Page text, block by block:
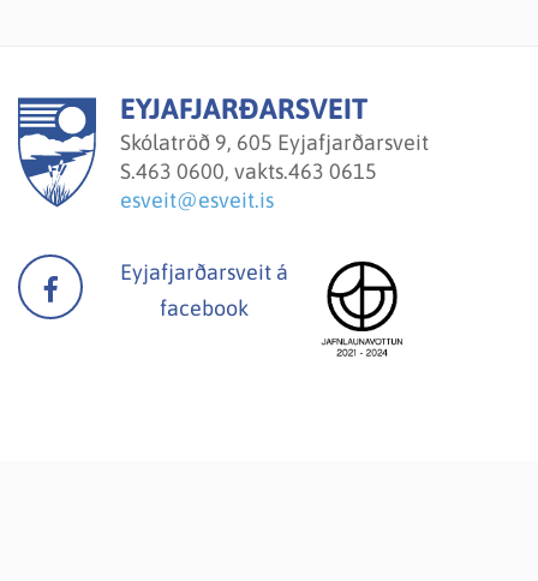
EYJAFJARÐARSVEIT
Skólatröð 9, 605 Eyjafjarðarsveit
S.463 0600, vakts.463 0615
esveit@esveit.is
Eyjafjarðarsveit á
facebook